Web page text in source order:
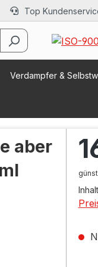
Top
Verdampfer &
aber